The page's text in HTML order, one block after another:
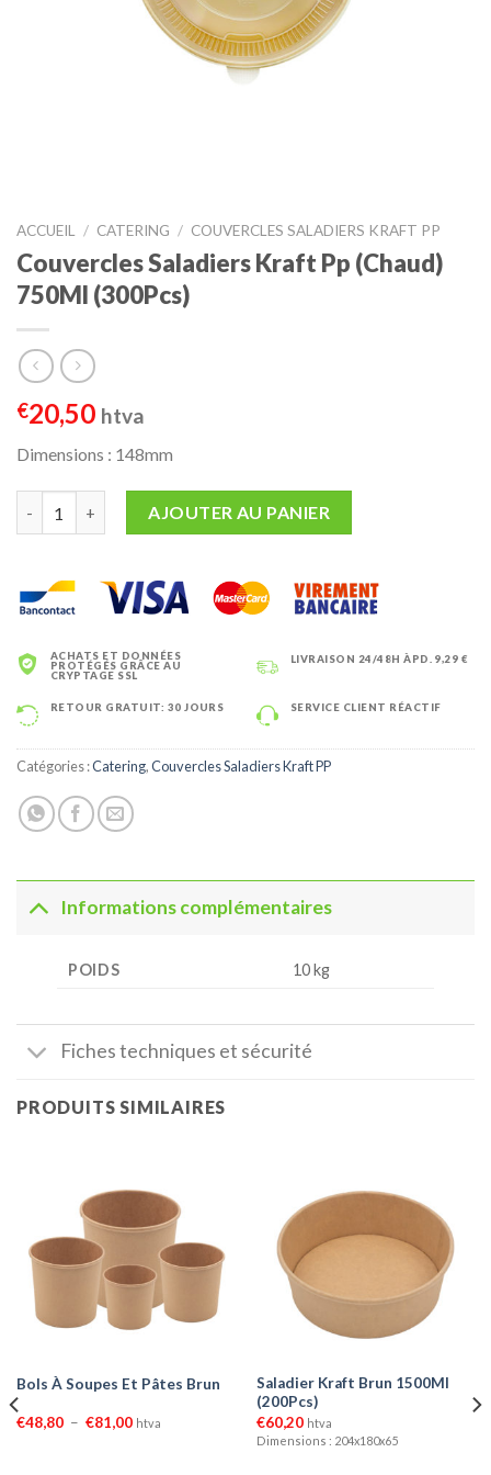
ACCUEIL / CATERING / COUVERCLES SALADIERS KRAFT PP
Couvercles Saladiers Kraft Pp (Chaud)
750Ml (300Pcs)
€20,50 htva
Dimensions : 148mm
AJOUTER AU PANIER
ACHATS ET DONNÉES
PROTÉGÉS GRÂCE AU
CRYPTAGE SSL
LIVRAISON 24/48H ÀPD. 9,29 €
RETOUR GRATUIT: 30 JOURS SERVICE CLIENT RÉACTIF
Catégories :Catering,Couvercles Saladiers Kraft PP
Informations complémentaires
POIDS 10 kg
Fiches techniques et sécurité
PRODUITS SIMILAIRES
Bols À Soupes Et Pâtes Brun
€48,80 – €81,00Plage
htva
Saladier Kraft Brun 1500Ml
(200Pcs)
€60,20 htva
Dimensions : 204x180x65